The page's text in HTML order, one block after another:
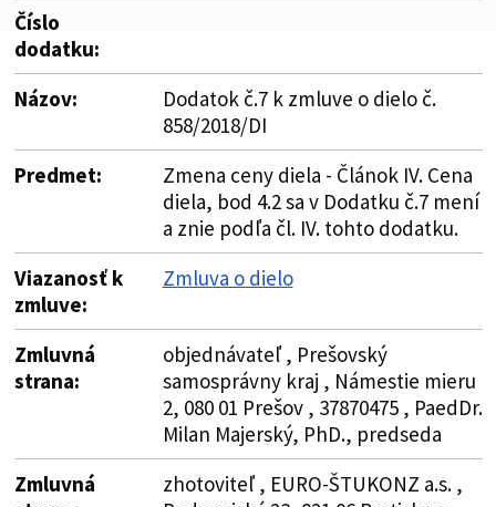
Číslo
dodatku:
Názov:
Dodatok č.7 k zmluve o dielo č.
858/2018/DI
Predmet:
Zmena ceny diela - Článok IV. Cena
diela, bod 4.2 sa v Dodatku č.7 mení
a znie podľa čl. IV. tohto dodatku.
Viazanosť k
zmluve:
Zmluva o dielo
Zmluvná
strana:
objednávateľ , Prešovský
samosprávny kraj , Námestie mieru
2, 080 01 Prešov , 37870475 , PaedDr.
Milan Majerský, PhD., predseda
Zmluvná
zhotoviteľ , EURO-ŠTUKONZ a.s. ,